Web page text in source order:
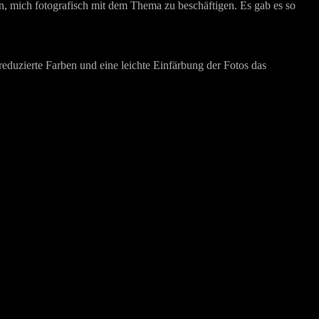
fotografisch mit dem Thema zu beschäftigen. Es gab es so
Farben und eine leichte Einfärbung der Fotos das